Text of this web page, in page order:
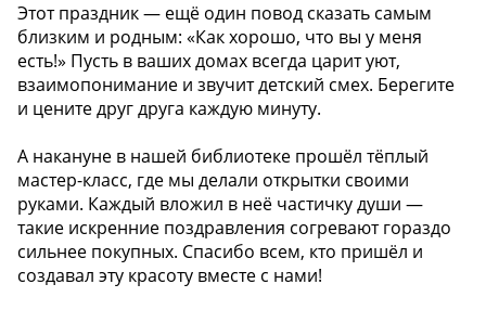
Этот праздник — ещё один повод сказать самым
близким и родным: «Как хорошо, что вы у меня
есть!» Пусть в ваших домах всегда царит уют,
взаимопонимание и звучит детский смех. Берегите
и цените друг друга каждую минуту.
А накануне в нашей библиотеке прошёл тёплый
мастер-класс, где мы делали открытки своими
руками. Каждый вложил в неё частичку души —
такие искренние поздравления согревают гораздо
сильнее покупных. Спасибо всем, кто пришёл и
создавал эту красоту вместе с нами! ️